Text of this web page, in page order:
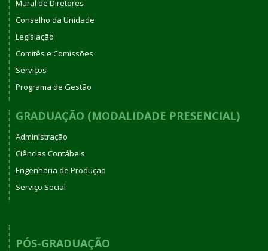
Mural de Diretores
Conselho da Unidade
Legislação
Comitês e Comissões
Serviços
Programa de Gestão
GRADUAÇÃO (MODALIDADE PRESENCIAL)
Administração
Ciências Contábeis
Engenharia de Produção
Serviço Social
PÓS-GRADUAÇÃO